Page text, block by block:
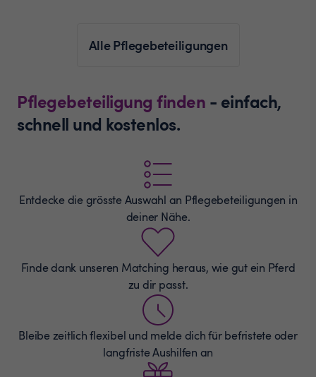
Alle Pflegebeteiligungen
Pflegebeteiligung finden - einfach,
schnell und kostenlos.
Entdecke die grösste Auswahl an Pflegebeteiligungen in
deiner Nähe.
Finde dank unseren Matching heraus, wie gut ein Pferd
zu dir passt.
Bleibe zeitlich flexibel und melde dich für befristete oder
langfriste Aushilfen an